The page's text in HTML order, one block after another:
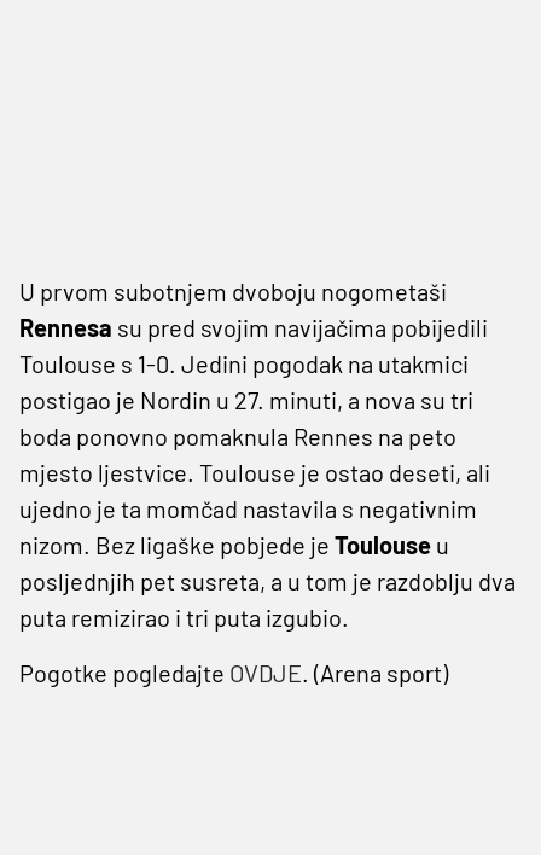
U prvom subotnjem dvoboju nogometaši
Rennesa su pred svojim navijačima pobijedili
Toulouse s 1-0. Jedini pogodak na utakmici
postigao je Nordin u 27. minuti, a nova su tri
boda ponovno pomaknula Rennes na peto
mjesto ljestvice. Toulouse je ostao deseti, ali
ujedno je ta momčad nastavila s negativnim
nizom. Bez ligaške pobjede je Toulouse u
posljednjih pet susreta, a u tom je razdoblju dva
puta remizirao i tri puta izgubio.
Pogotke pogledajte OVDJE. (Arena sport)